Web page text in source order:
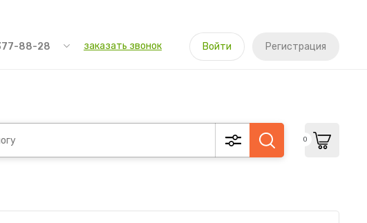
88-28 заказать звонок Войти Регистрация
0